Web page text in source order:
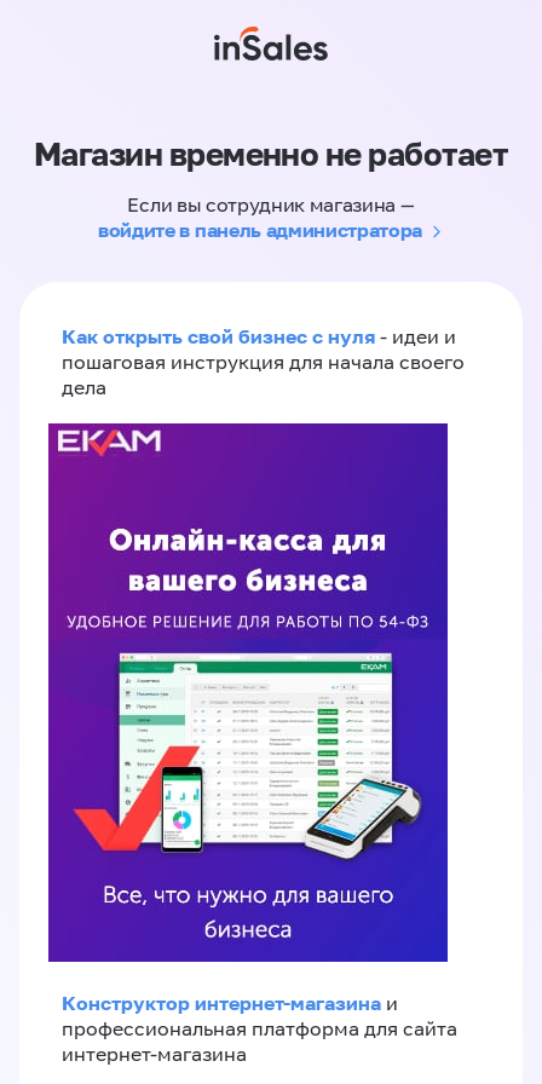
Магазин временно не работает
Если вы сотрудник магазина —
войдите в панель администратора
Как открыть свой бизнес с нуля - идеи и
пошаговая инструкция для начала своего
дела
Конструктор интернет-магазина и
профессиональная платформа для сайта
интернет-магазина